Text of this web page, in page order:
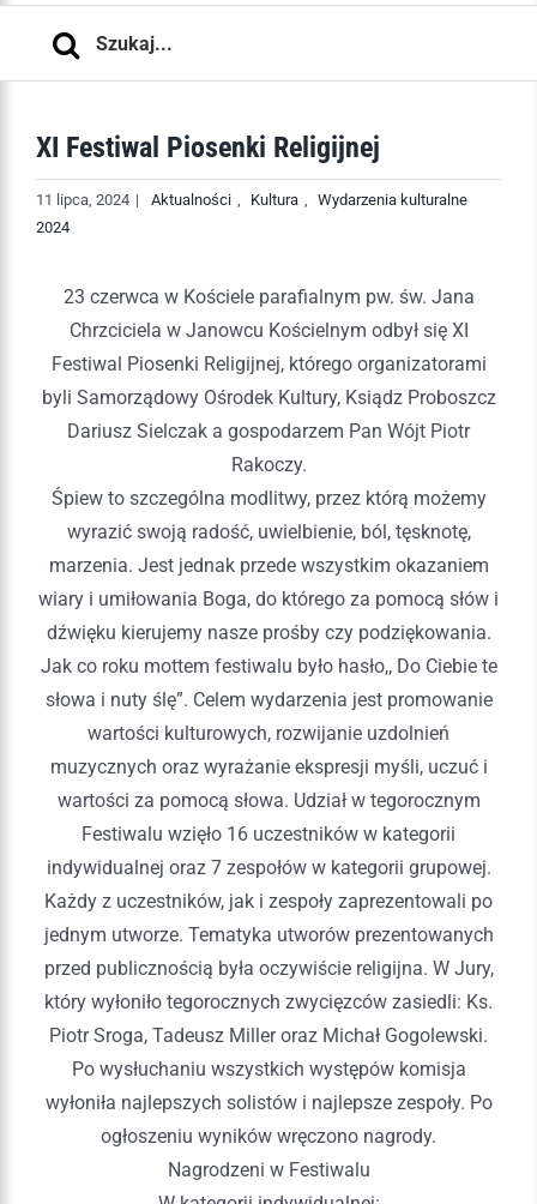
XI Festiwal Piosenki Religijnej
11 lipca, 2024 | Aktualności Kultura
Wydarzenia kulturalne
2024
23 czerwca w Kościele parafialnym pw. św. Jana
Chrzciciela w Janowcu Kościelnym odbył się XI
Festiwal Piosenki Religijnej, którego organizatorami
byli Samorządowy Ośrodek Kultury, Ksiądz Proboszcz
Dariusz Sielczak a gospodarzem Pan Wójt Piotr
Rakoczy.
Śpiew to szczególna modlitwy, przez którą możemy
wyrazić swoją radość, uwielbienie, ból, tęsknotę,
marzenia. Jest jednak przede wszystkim okazaniem
wiary i umiłowania Boga, do którego za pomocą słów i
dźwięku kierujemy nasze prośby czy podziękowania.
Jak co roku mottem festiwalu było hasło,, Do Ciebie te
słowa i nuty ślę”. Celem wydarzenia jest promowanie
wartości kulturowych, rozwijanie uzdolnień
muzycznych oraz wyrażanie ekspresji myśli, uczuć i
wartości za pomocą słowa. Udział w tegorocznym
Festiwalu wzięło 16 uczestników w kategorii
indywidualnej oraz 7 zespołów w kategorii grupowej.
Każdy z uczestników, jak i zespoły zaprezentowali po
jednym utworze. Tematyka utworów prezentowanych
przed publicznością była oczywiście religijna. W Jury,
który wyłoniło tegorocznych zwycięzców zasiedli: Ks.
Piotr Sroga, Tadeusz Miller oraz Michał Gogolewski.
Po wysłuchaniu wszystkich występów komisja
wyłoniła najlepszych solistów i najlepsze zespoły. Po
ogłoszeniu wyników wręczono nagrody.
Nagrodzeni w Festiwalu